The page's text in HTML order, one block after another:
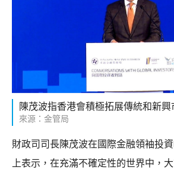
陳茂波指香港會積極拓展傳統和新興
來源：金管局
財政司司長陳茂波在國際金融領袖投
上表示，在充滿不確定性的世界中，